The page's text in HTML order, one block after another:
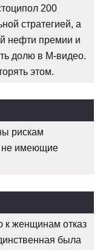
200
стратегией, а
нефти премии и
долю в М-видео.
этом.
рискам
не имеющие
к женщинам отказ
была